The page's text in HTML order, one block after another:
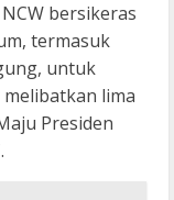
bersikeras
termasuk
untuk
lima
Presiden